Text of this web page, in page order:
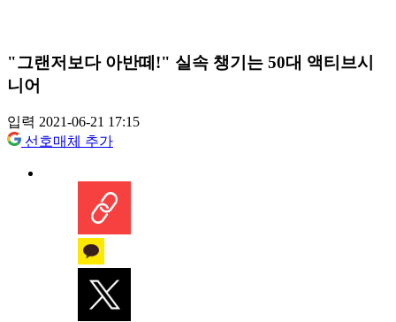
"그랜저보다 아반떼!" 실속 챙기는 50대 액티브시
니어
입력 2021-06-21 17:15
선호매체 추가